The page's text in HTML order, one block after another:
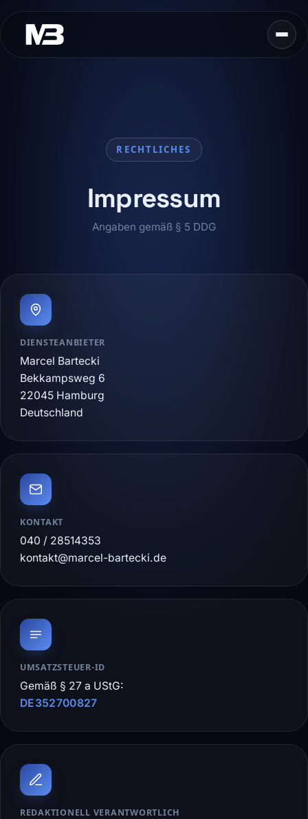
RECHTLICHES
Impressum
Angaben gemäß § 5 DDG
DIENSTEANBIETER
Marcel Bartecki
Bekkampsweg 6
22045 Hamburg
Deutschland
KONTAKT
040 / 28514353
kontakt@marcel-bartecki.de
UMSATZSTEUER-ID
Gemäß § 27 a UStG:
DE352700827
REDAKTIONELL VERANTWORTLICH